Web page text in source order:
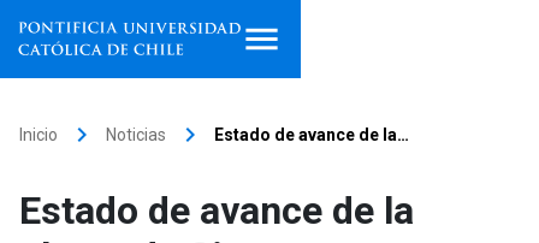
Facultades, escuelas e
Inicio keyboard_arrow_right Noticias keyboard_arrow_right Estado de avance de la…
Estado de avance de la